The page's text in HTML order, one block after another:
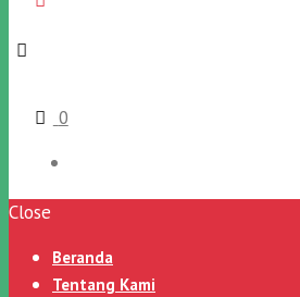
0
Close
Beranda
Tentang Kami